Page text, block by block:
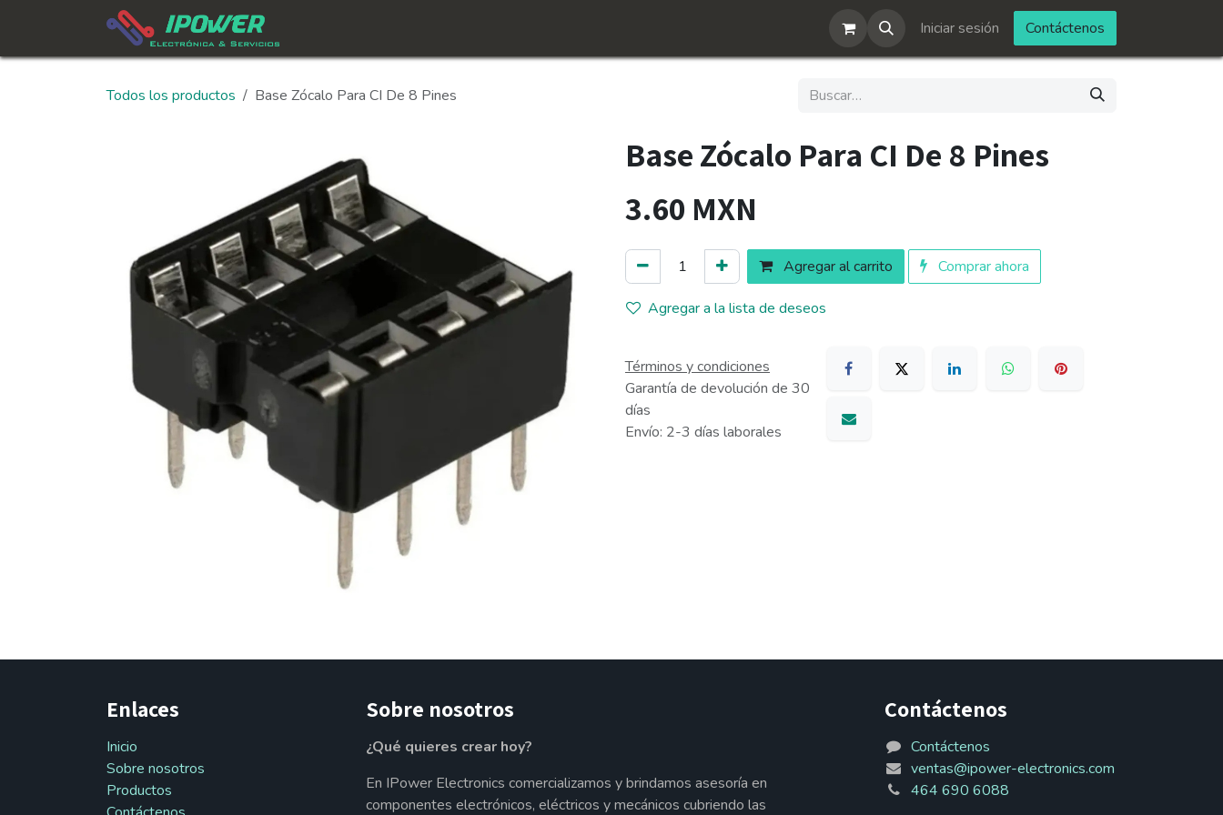
Iniciar sesión Contáctenos
Todos los productos Base Zócalo Para CI De 8 Pines
Base Zócalo Para CI De 8 Pines
3.60 MXN
Agregar al carrito Comprar ahora
Agregar a la lista de deseos
Términos y condiciones
Garantía de devolución de 30
días
Envío: 2-3 días laborales
Enlaces
Inicio
Sobre nosotros
Productos
Sobre nosotros
¿Qué quieres crear hoy?
En IPower Electronics comercializamos y brindamos asesoría en
componentes electrónicos, eléctricos y mecánicos cubriendo las
Contáctenos
Contáctenos
ventas@ipower-electronics.com
464 690 6088